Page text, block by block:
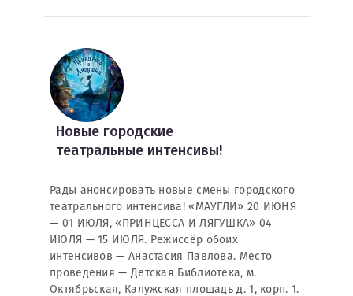
Новые городские
театральные интенсивы!
Рады анонсировать новые смены городского
театрального интенсива! «МАУГЛИ» 20 ИЮНЯ
— 01 ИЮЛЯ, «ПРИНЦЕССА И ЛЯГУШКА» 04
ИЮЛЯ — 15 ИЮЛЯ. Режиссёр обоих
интенсивов — Анастасия Павлова. Место
проведения — Детская Библиотека, м.
Октябрьская, Калужская площадь д. 1, корп. 1.